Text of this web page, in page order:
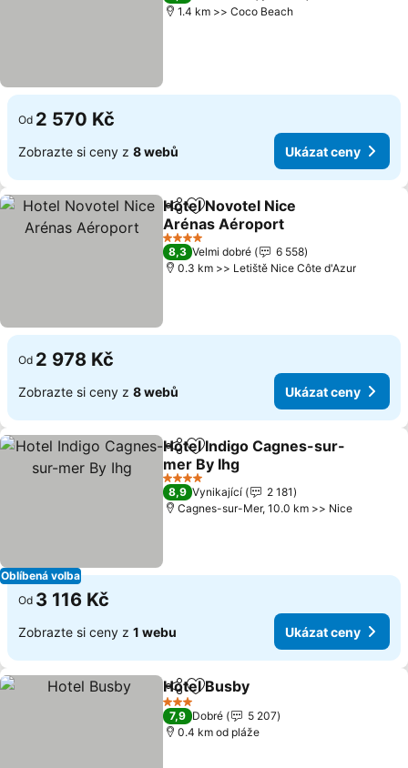
1.4 km >> Coco Beach
Od 2 570 Kč
Zobrazte si ceny z 8 webů Ukázat ceny
SdíletPřidat na seznam oblíbených
Hotel Novotel Nice
Arénas Aéroport
4 Počet hvězdiček
8,3 Velmi dobré
6 558
0.3 km >> Letiště Nice Côte d'Azur
Od 2 978 Kč
Zobrazte si ceny z 8 webů Ukázat ceny
Oblíbená volba
SdíletPřidat na seznam oblíbených
Hotel Indigo Cagnes-sur-
mer By Ihg
4 Počet hvězdiček
8,9 Vynikající
2 181
Cagnes-sur-Mer, 10.0 km >> Nice
Od 3 116 Kč
Zobrazte si ceny z 1 webu Ukázat ceny
SdíletPřidat na seznam oblíbených
Hotel Busby
3 Počet hvězdiček
7,9 Dobré
5 207
0.4 km od pláže